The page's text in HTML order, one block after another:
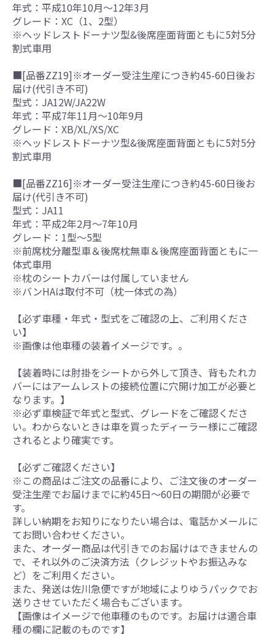
年式：平成10年10月～12年3月
グレード：XC（1、2型）
※ヘッドレストドーナツ型&後席座面背面ともに5対5分
割式車用
■[品番ZZ19]※オーダー受注生産につき約45-60日後お
届け(代引き不可)
型式：JA12W/JA22W
年式：平成7年11月～10年9月
グレード：XB/XL/XS/XC
※ヘッドレストドーナツ型&後席座面背面ともに5対5分
割式車用
■[品番ZZ16]※オーダー受注生産につき約45-60日後お
届け(代引き不可)
型式：JA11
年式：平成2年2月～7年10月
グレード：1型～5型
※前席枕分離型車＆後席枕無車＆後席座面背面ともに一
体式車用
※枕のシートカバーは付属していません
※バンHAは取付不可（枕一体式の為）
【必ず車種・年式・型式をご確認の上、ご利用くださ
い】
※画像は他車種の装着イメージです。。
【装着時には肘掛をシートから外して頂き、背もたれカ
バーにはアームレストの接続位置に穴開け加工が必要と
なります。】
※必ず車検証で年式と型式、グレードをご確認くださ
い。わからないときは車を買ったディーラー様にご確認
されるとより確実です。
【必ずご確認ください】
※この商品はご注文の品番により、ご注文後のオーダー
受注生産でお届けまでに約45日～60日の期間が必要で
す。
詳しい納期をお知りになりたい場合は、電話かメールに
てお問い合わせください。
また、オーダー商品は代引きでのお届けはできませんの
で、それ以外のご決済方法（クレジットやお振込みな
ど）をご利用ください。
また、発送は佐川急便ですが地域によりゆうパックでお
送りさせていただく場合もございます。
【画像はイメージで他車種のものです。お届けは適合車
種の欄に記載のものです】